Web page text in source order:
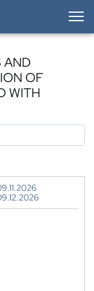
AND
OF
WITH